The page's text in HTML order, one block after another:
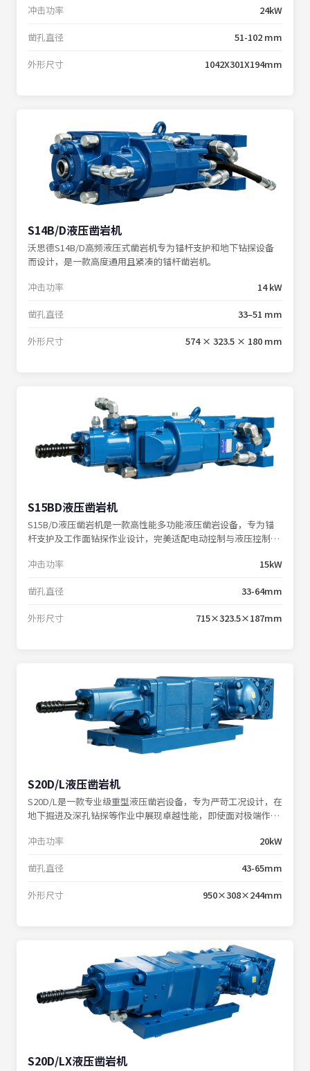
冲击功率 24kW
凿孔直径 51-102 mm
外形尺寸 1042X301X194mm
S14B/D液压凿岩机
沃思德S14B/D高频液压式凿岩机专为锚杆支护和地下钻探设备
而设计，是一款高度通用且紧凑的锚杆凿岩机。
冲击功率
14 kW
凿孔直径 33–51 mm
外形尺寸 574 × 323.5 × 180 mm
S15BD液压凿岩机
S15B/D液压凿岩机是一款高性能多功能液压凿岩设备，专为锚
杆支护及工作面钻探作业设计，完美适配电动控制与液压控制钻
冲击功率
15kW
凿孔直径 33-64mm
外形尺寸 715×323.5×187mm
S20D/L液压凿岩机
S20D/L是一款专业级重型液压凿岩设备，专为严苛工况设计，在
地下掘进及深孔钻探等作业中展现卓越性能，即使面对极端作业
冲击功率
20kW
凿孔直径 43-65mm
外形尺寸 950×308×244mm
S20D/LX液压凿岩机